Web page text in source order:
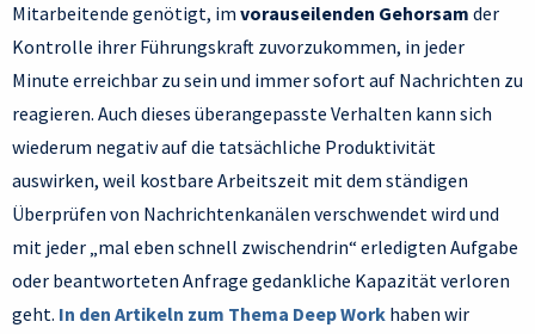
Mitarbeitende genötigt, im vorauseilenden Gehorsam der
Kontrolle ihrer Führungskraft zuvorzukommen, in jeder
Minute erreichbar zu sein und immer sofort auf Nachrichten zu
reagieren. Auch dieses überangepasste Verhalten kann sich
wiederum negativ auf die tatsächliche Produktivität
auswirken, weil kostbare Arbeitszeit mit dem ständigen
Überprüfen von Nachrichtenkanälen verschwendet wird und
mit jeder „mal eben schnell zwischendrin“ erledigten Aufgabe
oder beantworteten Anfrage gedankliche Kapazität verloren
geht. In den Artikeln zum Thema Deep Work haben wir